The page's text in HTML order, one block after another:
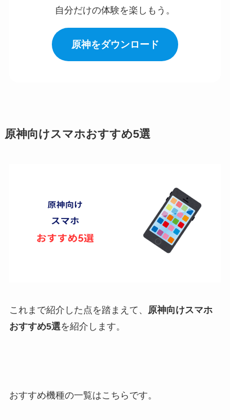
自分だけの体験を楽しもう。
原神をダウンロード
原神向けスマホおすすめ5選
これまで紹介した点を踏まえて、
原神向けスマホ
おすすめ5選を紹介します。
おすすめ機種の一覧はこちらです。